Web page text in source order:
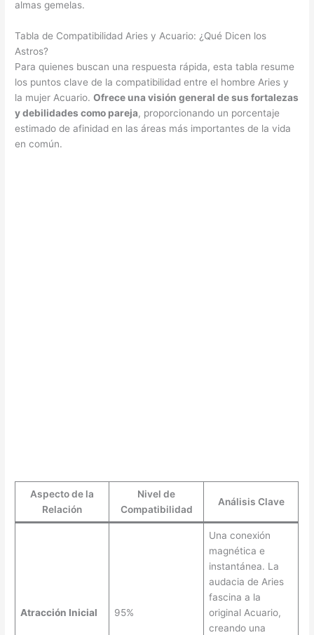
almas gemelas.
Tabla de Compatibilidad Aries y Acuario: ¿Qué Dicen los
Astros?
Para quienes buscan una respuesta rápida, esta tabla resume
los puntos clave de la compatibilidad entre el hombre Aries y
la mujer Acuario.Ofrece una visión general de sus fortalezas
y debilidades como pareja, proporcionando un porcentaje
estimado de afinidad en las áreas más importantes de la vida
en común.
Aspecto de la
Relación
Nivel de
Compatibilidad
Análisis Clave
Atracción Inicial 95%
Una conexión
magnética e
instantánea. La
audacia de Aries
fascina a la
original Acuario,
creando una